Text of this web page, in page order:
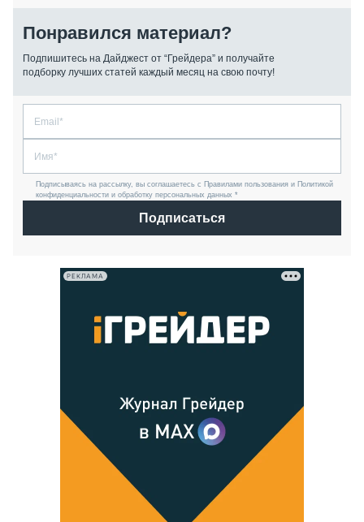
Понравился материал?
Подпишитесь на Дайджест от “Грейдера” и получайте
подборку лучших статей каждый месяц на свою почту!
Подписываясь на рассылку, вы соглашаетесь с Правилами пользования и Политикой
конфиденциальности и обработку персональных данных *
Подписаться
РЕКЛАМА